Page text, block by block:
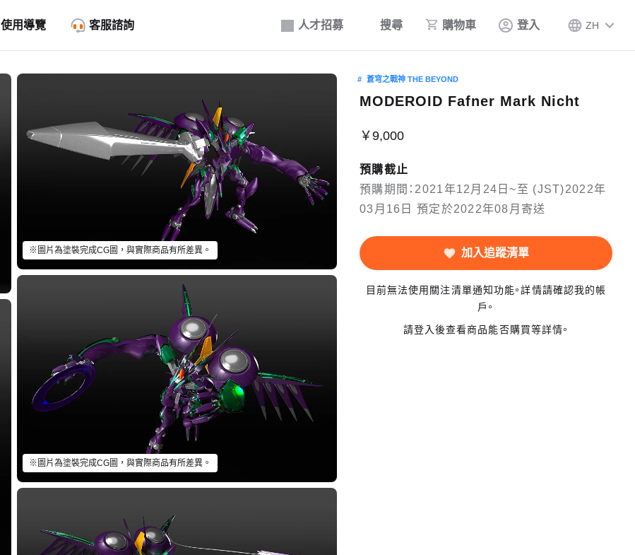
人才招募 搜尋 購物車 登入 ZH
使用導覽 客服諮詢
※圖片為塗裝完成CG圖，與實際商品有所差異。
※圖片為塗裝完成CG圖，與實際商品有所差異。
蒼穹之戰神 THE BEYOND
MODEROID Fafner Mark Nicht
￥9,000
預購截止
預購期間：2021年12月24日~至 (JST)2022年
03月16日 預定於2022年08月寄送
加入追蹤清單
目前無法使用關注清單通知功能。詳情請確認我的帳
戶。
請登入後查看商品能否購買等詳情。